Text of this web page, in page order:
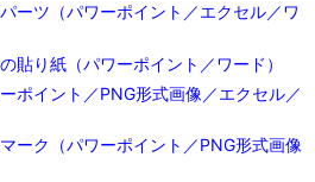
ーツ（パワーポイント／エクセル／ワ
貼り紙（パワーポイント／ワード）
ポイント／PNG形式画像／エクセル／
ーク（パワーポイント／PNG形式画像